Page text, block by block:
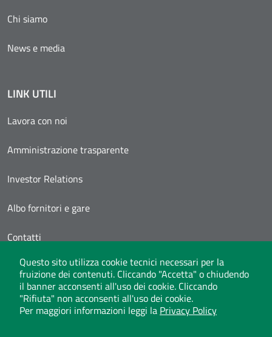
Questo sito utilizza cookie tecnici necessari per la
fruizione dei contenuti. Cliccando "Accetta" o chiudendo
il banner acconsenti all'uso dei cookie. Cliccando
"Rifiuta" non acconsenti all'uso dei cookie.
Per maggiori informazioni leggi la Privacy Policy
Chi siamo
News e media
LINK UTILI
Lavora con noi
Amministrazione trasparente
Investor Relations
Albo fornitori e gare
Contatti
Area Personale